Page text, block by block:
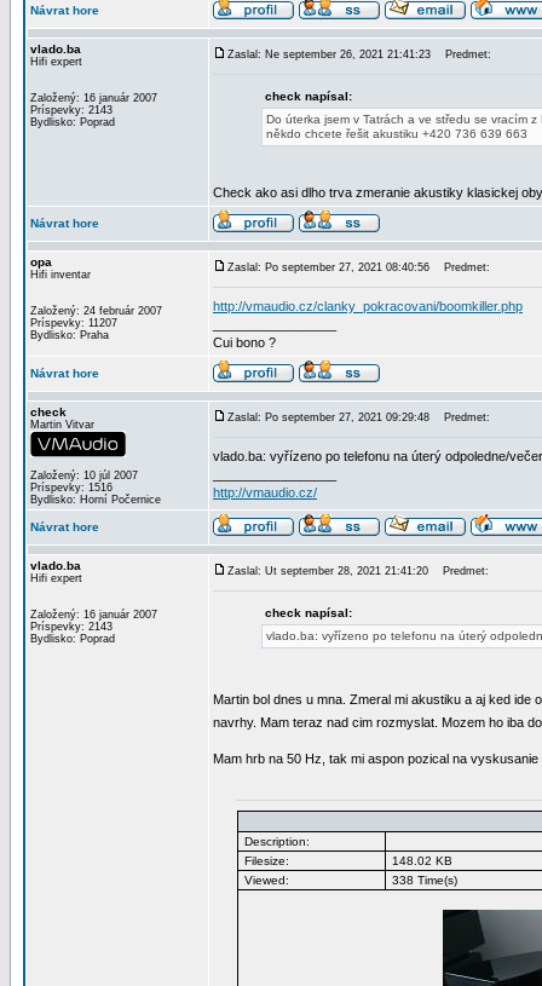
Návrat hore
vlado.ba
Hifi expert
Založený: 16 január 2007
Príspevky: 2143
Bydlisko: Poprad
Zaslal: Ne september 26, 2021 21:41:23 Predmet:
check napísal:
Do úterka jsem v Tatrách a ve středu se vracím
někdo chcete řešit akustiku +420 736 639 663
Check ako asi dlho trva zmeranie akustiky klasickej
Návrat hore
opa
Hifi inventar
Založený: 24 február 2007
Príspevky: 11207
Bydlisko: Praha
Zaslal: Po september 27, 2021 08:40:56 Predmet:
http://vmaudio.cz/clanky_pokracovani/boomkiller.php
Cui bono ?
Návrat hore
check
Martin Vitvar
Založený: 10 júl 2007
Príspevky: 1516
Bydlisko: Horní Počernice
Zaslal: Po september 27, 2021 09:29:48 Predmet:
vlado.ba: vyřízeno po telefonu na úterý odpoledne/
http://vmaudio.cz/
Návrat hore
vlado.ba
Hifi expert
Založený: 16 január 2007
Príspevky: 2143
Bydlisko: Poprad
Zaslal: Ut september 28, 2021 21:41:20 Predmet:
check napísal:
vlado.ba: vyřízeno po telefonu na úterý
Martin bol dnes u mna. Zmeral mi akustiku a aj ked
navrhy. Mam teraz nad cim rozmyslat. Mozem ho iba
Mam hrb na 50 Hz, tak mi aspon pozical na
Description:
Filesize:
148.02 KB
Viewed:
338 Time(s)